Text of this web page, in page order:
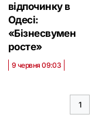
відпочинку в
Одесі:
«Бізнесвумен
росте»
9 червня 09:03
1